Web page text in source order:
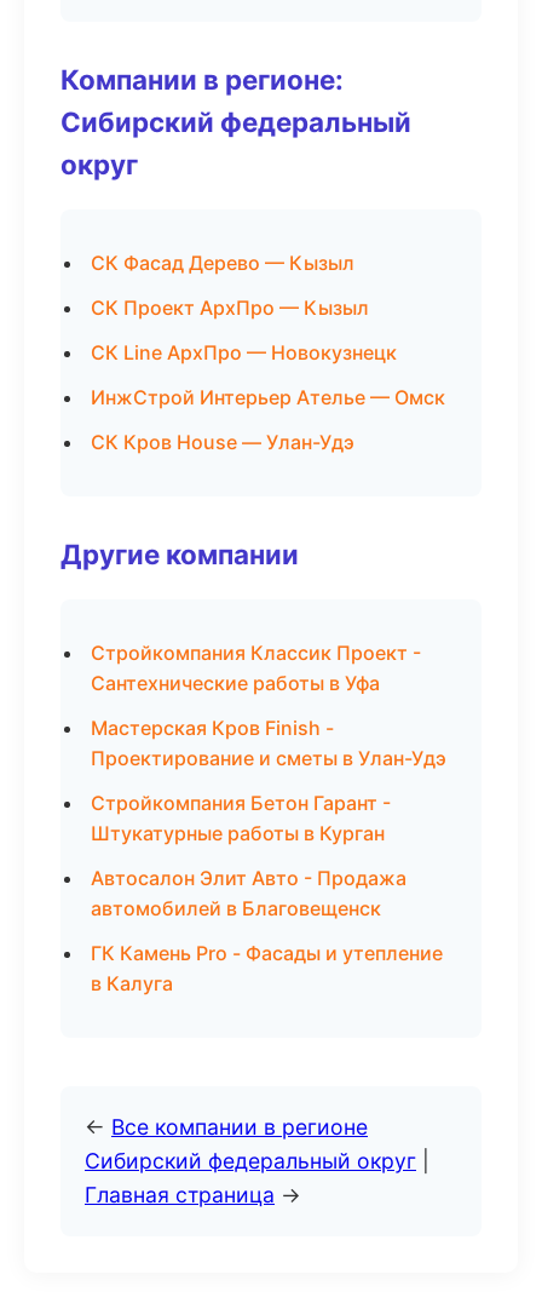
Компании в регионе:
Сибирский федеральный
округ
СК Фасад Дерево — Кызыл
СК Проект АрхПро — Кызыл
СК Line АрхПро — Новокузнецк
ИнжСтрой Интерьер Ателье — Омск
СК Кров House — Улан-Удэ
Другие компании
Стройкомпания Классик Проект -
Сантехнические работы в Уфа
Мастерская Кров Finish -
Проектирование и сметы в Улан-Удэ
Стройкомпания Бетон Гарант -
Штукатурные работы в Курган
Автосалон Элит Авто - Продажа
автомобилей в Благовещенск
ГК Камень Pro - Фасады и утепление
в Калуга
← Все компании в регионе
Сибирский федеральный округ
Главная страница →